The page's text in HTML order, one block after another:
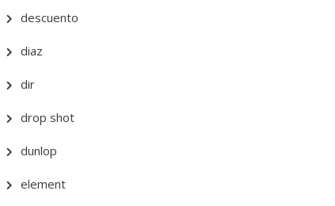
descuento
diaz
dir
drop shot
dunlop
element